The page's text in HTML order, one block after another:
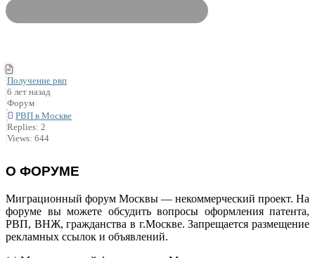
Получение рвп
6 лет назад
Форум
РВП в Москве
Replies: 2
Views: 644
О ФОРУМЕ
Миграционный форум Москвы — некоммерческий проект. На
форуме вы можете обсудить вопросы оформления патента,
РВП, ВНЖ, гражданства в г.Москве. Запрещается размещение
рекламных ссылок и объявлений.